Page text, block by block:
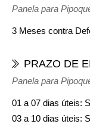
Panela para
3 Meses contra
PRAZO DE
Panela para
01 a 07 dias úteis:
03 a 10 dias úteis: